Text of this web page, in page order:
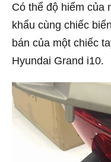
Có thể độ hiếm của
khẩu cùng chiếc
bán của một chiếc
Hyundai Grand i10.